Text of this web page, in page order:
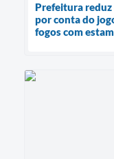
Prefeitura
por conta do
fogos com